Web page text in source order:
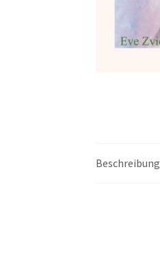
Beschreibung